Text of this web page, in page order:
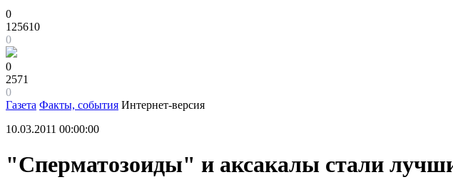
0
125610
0
0
2571
0
Газета Факты, события Интернет-версия
10.03.2011 00:00:00
"Сперматозоиды" и аксакалы стали